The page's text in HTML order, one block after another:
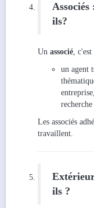
ils?
Un associé, c'est
un agent
Les associés
travaillent.
ils ?